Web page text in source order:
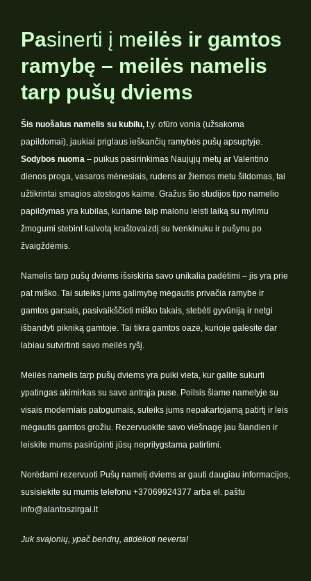
Pasinerti į meilės ir gamtos
ramybę – meilės namelis
tarp pušų dviems
Šis nuošalus namelis su kubilu, t.y. ofūro vonia (užsakoma
papildomai), jaukiai priglaus ieškančių ramybės pušų apsuptyje.
Sodybos nuoma – puikus pasirinkimas Naujųjų metų ar Valentino
dienos proga, vasaros mėnesiais, rudens ar žiemos metu šildomas, tai
užtikrintai smagios atostogos kaime. Gražus šio studijos tipo namelio
papildymas yra kubilas, kuriame taip malonu leisti laiką su mylimu
žmogumi stebint kalvotą kraštovaizdį su tvenkinuku ir pušynu po
žvaigždėmis.
Namelis tarp pušų dviems išsiskiria savo unikalia padėtimi – jis yra prie
pat miško. Tai suteiks jums galimybę mėgautis privačia ramybe ir
gamtos garsais, pasivaikščioti miško takais, stebėti gyvūniją ir netgi
išbandyti pikniką gamtoje. Tai tikra gamtos oazė, kurioje galėsite dar
labiau sutvirtinti savo meilės ryšį.
Meilės namelis tarp pušų dviems yra puiki vieta, kur galite sukurti
ypatingas akimirkas su savo antrąja puse. Poilsis šiame namelyje su
visais moderniais patogumais, suteiks jums nepakartojamą patirtį ir leis
mėgautis gamtos grožiu. Rezervuokite savo viešnagę jau šiandien ir
leiskite mums pasirūpinti jūsų neprilygstama patirtimi.
Norėdami rezervuoti Pušų namelį dviems ar gauti daugiau informacijos,
susisiekite su mumis telefonu +37069924377 arba el. paštu
info@alantoszirgai.lt
Juk svajonių, ypač bendrų, atidėlioti neverta!